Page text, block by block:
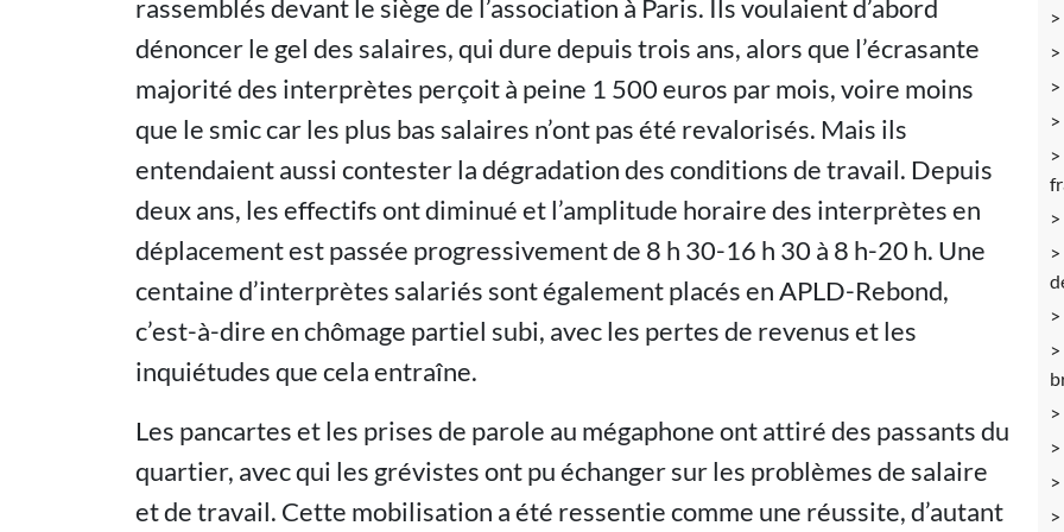
rassemblés devant le siège de l’association à Paris. Ils voulaient d’abord
dénoncer le gel des salaires, qui dure depuis trois ans, alors que l’écrasante
majorité des interprètes perçoit à peine 1 500 euros par mois, voire moins
que le smic car les plus bas salaires n’ont pas été revalorisés. Mais ils
entendaient aussi contester la dégradation des conditions de travail. Depuis
deux ans, les effectifs ont diminué et l’amplitude horaire des interprètes en
déplacement est passée progressivement de 8 h 30-16 h 30 à 8 h-20 h. Une
centaine d’interprètes salariés sont également placés en APLD-Rebond,
c’est-à-dire en chômage partiel subi, avec les pertes de revenus et les
inquiétudes que cela entraîne.
Les pancartes et les prises de parole au mégaphone ont attiré des passants du
quartier, avec qui les grévistes ont pu échanger sur les problèmes de salaire
et de travail. Cette mobilisation a été ressentie comme une réussite, d’autant